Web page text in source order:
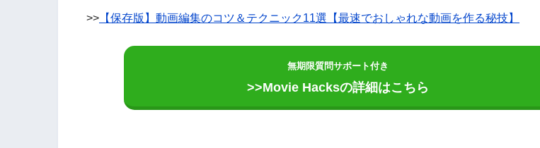
>> 【保存版】動画編集のコツ＆テクニック11選【最速でおしゃれな動画を作る秘技】
無期限質問サポート付き
>>Movie Hacksの詳細はこちら